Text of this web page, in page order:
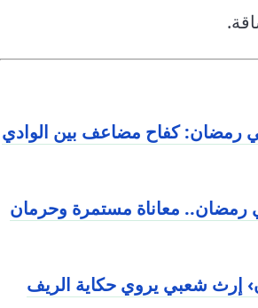
رمضان: كفاح مضاعف بين الوادي
معاناة مستمرة وحرمان
إرث شعبي يروي حكاية الريف